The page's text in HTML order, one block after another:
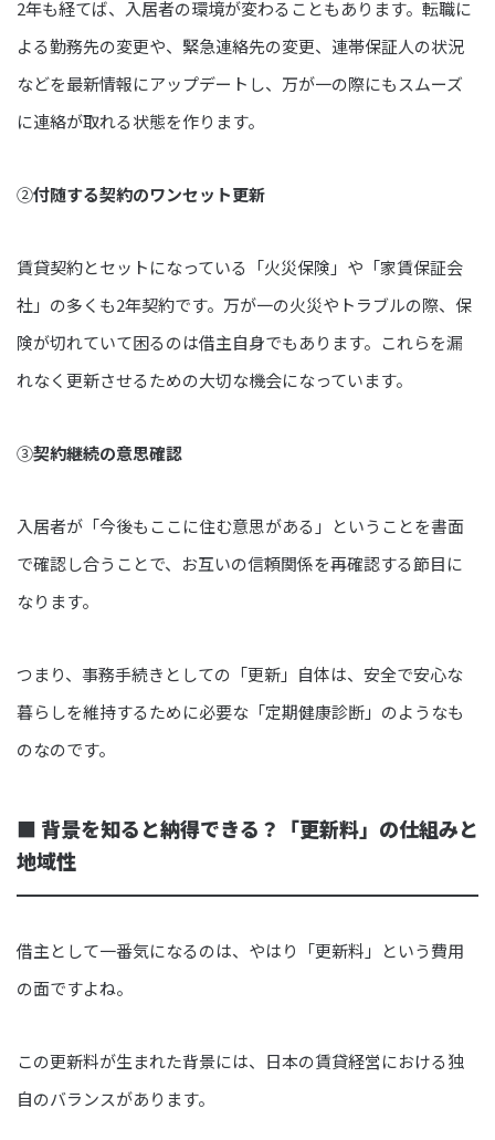
2年も経てば、入居者の環境が変わることもあります。転職に
よる勤務先の変更や、緊急連絡先の変更、連帯保証人の状況
などを最新情報にアップデートし、万が一の際にもスムーズ
に連絡が取れる状態を作ります。
②付随する契約のワンセット更新
賃貸契約とセットになっている「火災保険」や「家賃保証会
社」の多くも2年契約です。万が一の火災やトラブルの際、保
険が切れていて困るのは借主自身でもあります。これらを漏
れなく更新させるための大切な機会になっています。
③契約継続の意思確認
入居者が「今後もここに住む意思がある」ということを書面
で確認し合うことで、お互いの信頼関係を再確認する節目に
なります。
つまり、事務手続きとしての「更新」自体は、安全で安心な
暮らしを維持するために必要な「定期健康診断」のようなも
のなのです。
■ 背景を知ると納得できる？「更新料」の仕組みと
地域性
借主として一番気になるのは、やはり「更新料」という費用
の面ですよね。
この更新料が生まれた背景には、日本の賃貸経営における独
自のバランスがあります。